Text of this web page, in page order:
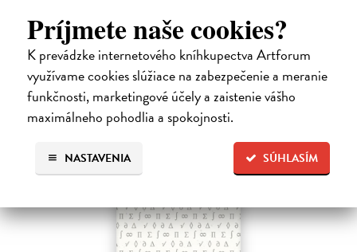
Príjmete naše cookies?
K prevádzke internetového kníhkupectva Artforum
využívame cookies slúžiace na zabezpečenie a meranie
funkčnosti, marketingové účely a zaistenie vášho
maximálneho pohodlia a spokojnosti.
SÚHLASÍM
NASTAVENIA
Na sklade ?
5,94 €
6,60 €
na sklade
novinka